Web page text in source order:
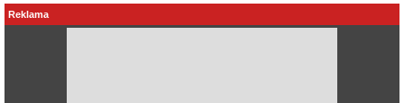
Reklama